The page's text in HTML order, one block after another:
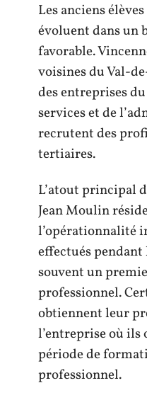
Les anciens
évoluent dans un
favorable.
voisines du Val-
des entreprises
services et de
recrutent des
tertiaires.
L’atout principal
Jean Moulin
l’opérationnalité
effectués
souvent un
professionnel.
obtiennent leur
l’entreprise où
période de
professionnel.